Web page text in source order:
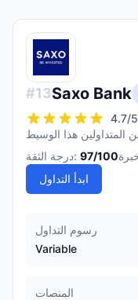
#13Saxo Bank
4.7/5
درجة الثقة: 97/100
ابدأ التداول
رسوم التداول
Variable
المنصات